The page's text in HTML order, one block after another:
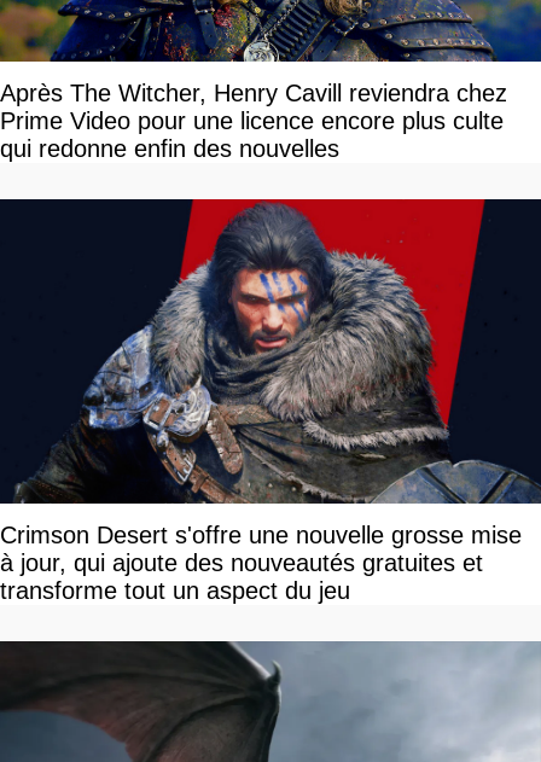
Après The Witcher, Henry Cavill reviendra chez
Prime Video pour une licence encore plus culte
qui redonne enfin des nouvelles
Crimson Desert s'offre une nouvelle grosse mise
à jour, qui ajoute des nouveautés gratuites et
transforme tout un aspect du jeu